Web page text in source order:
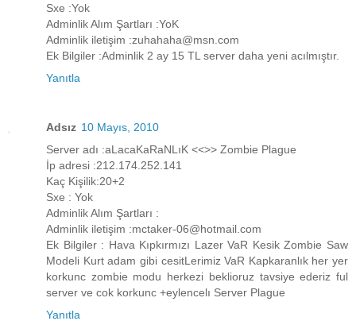
Sxe :Yok
Adminlik Alım Şartları :YoK
Adminlik iletişim :zuhahaha@msn.com
Ek Bilgiler :Adminlik 2 ay 15 TL server daha yeni acılmıştır.
Yanıtla
Adsız 10 Mayıs, 2010
Server adı :aLacaKaRaNLıK <<>> Zombie Plague
İp adresi :212.174.252.141
Kaç Kişilik:20+2
Sxe : Yok
Adminlik Alım Şartları :
Adminlik iletişim :mctaker-06@hotmail.com
Ek Bilgiler : Hava Kıpkırmızı Lazer VaR Kesik Zombie Saw
Modeli Kurt adam gibi cesitLerimiz VaR Kapkaranlık her yer
korkunc zombie modu herkezi beklioruz tavsiye ederiz ful
server ve cok korkunc +eylencelı Server Plague
Yanıtla